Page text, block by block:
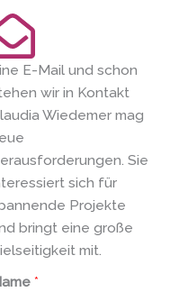
E-Mail und schon
wir in Kontakt
Wiedemer mag
Sie
sich für
Projekte
bringt eine große
mit.
*